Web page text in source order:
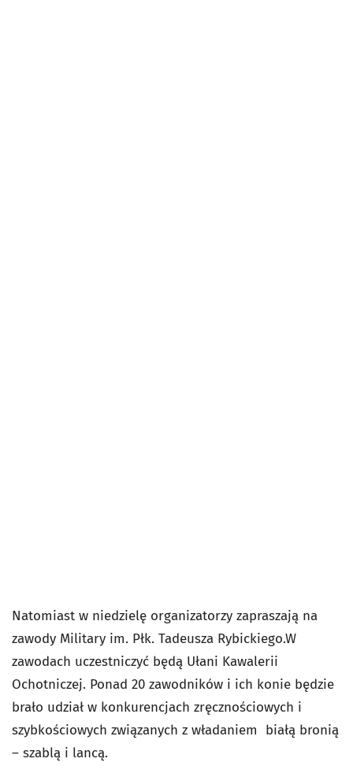
Natomiast w niedzielę organizatorzy zapraszają na
zawody Military im. Płk. Tadeusza Rybickiego.W
zawodach uczestniczyć będą Ułani Kawalerii
Ochotniczej. Ponad 20 zawodników i ich konie będzie
brało udział w konkurencjach zręcznościowych i
szybkościowych związanych z władaniem białą bronią
– szablą i lancą.